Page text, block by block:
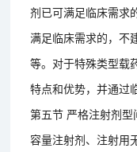
剂已可满足临床需求
满足临床需求的，不
等。对于特殊类型载
特点和优势，并通过
第五节 严格注射剂
容量注射剂、注射用